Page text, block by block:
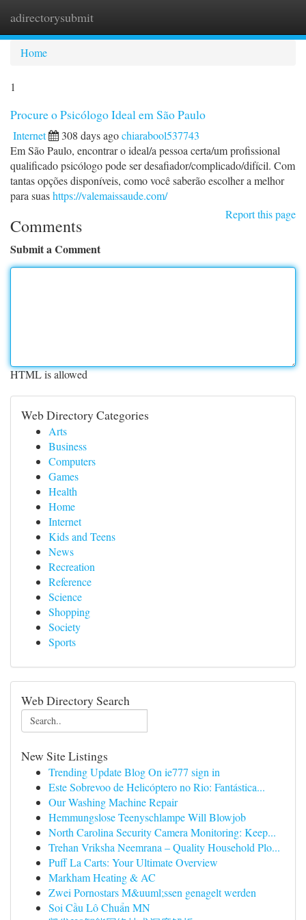
adirectorysubmit
Home
1
Procure o Psicólogo Ideal em São Paulo
Internet 308 days agochiarabool537743
Em São Paulo, encontrar o ideal/a pessoa certa/um profissional
qualificado psicólogo pode ser desafiador/complicado/difícil. Com
tantas opções disponíveis, como você saberão escolher a melhor
para suashttps://valemaissaude.com/
Report this page
Comments
Submit a Comment
HTML is allowed
Web Directory Categories
Arts
Business
Computers
Games
Health
Home
Internet
Kids and Teens
News
Recreation
Reference
Science
Shopping
Society
Sports
Web Directory Search
New Site Listings
Trending Update Blog On ie777 sign in
Este Sobrevoo de Helicóptero no Rio: Fantástica...
Our Washing Machine Repair
Hemmungslose Teenyschlampe Will Blowjob
North Carolina Security Camera Monitoring: Keep...
Trehan Vriksha Neemrana – Quality Household Plo...
Puff La Carts: Your Ultimate Overview
Markham Heating & AC
Zwei Pornostars M&uuml;ssen genagelt werden
Soi Cầu Lô Chuẩn MN